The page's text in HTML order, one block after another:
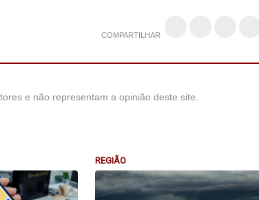
COMPARTILHAR
e não representam a opinião deste site.
REGIÃO